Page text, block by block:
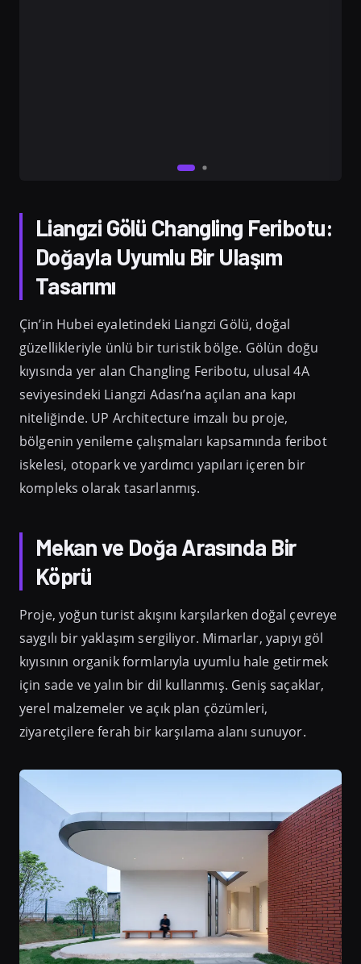
Liangzi Gölü Changling Feribotu:
Doğayla Uyumlu Bir Ulaşım
Tasarımı
Çin’in Hubei eyaletindeki Liangzi Gölü, doğal
güzellikleriyle ünlü bir turistik bölge. Gölün doğu
kıyısında yer alan Changling Feribotu, ulusal 4A
seviyesindeki Liangzi Adası’na açılan ana kapı
niteliğinde. UP Architecture imzalı bu proje,
bölgenin yenileme çalışmaları kapsamında feribot
iskelesi, otopark ve yardımcı yapıları içeren bir
kompleks olarak tasarlanmış.
Mekan ve Doğa Arasında Bir
Köprü
Proje, yoğun turist akışını karşılarken doğal çevreye
saygılı bir yaklaşım sergiliyor. Mimarlar, yapıyı göl
kıyısının organik formlarıyla uyumlu hale getirmek
için sade ve yalın bir dil kullanmış. Geniş saçaklar,
yerel malzemeler ve açık plan çözümleri,
ziyaretçilere ferah bir karşılama alanı sunuyor.